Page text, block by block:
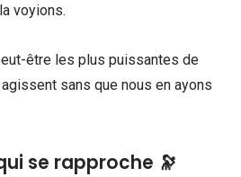
voyions.
être les plus puissantes de
sans que nous en ayons
se rapproche 🔭